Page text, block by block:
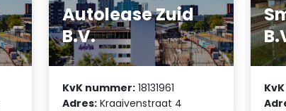
Autolease Zuid
B.V.
KvK nummer: 18131961
Adres: Kraaivenstraat 4